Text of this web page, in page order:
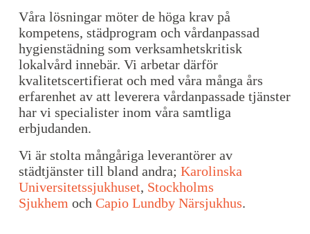
Våra lösningar möter de höga krav på
kompetens, städprogram och vårdanpassad
hygienstädning som verksamhetskritisk
lokalvård innebär. Vi arbetar därför
kvalitetscertifierat och med våra många års
erfarenhet av att leverera vårdanpassade tjänster
har vi specialister inom våra samtliga
erbjudanden.
Vi är stolta mångåriga leverantörer av
städtjänster till bland andra; Karolinska
Universitetssjukhuset, Stockholms
Sjukhem och Capio Lundby Närsjukhus.